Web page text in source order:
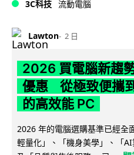
3C科技 流動電腦
Lawton 2 日
2026 買電腦新趨
優惠 從極致便攜
的高效能 PC
2026 年的電腦選購基準已經全
輕量化」、「機身美學」、「